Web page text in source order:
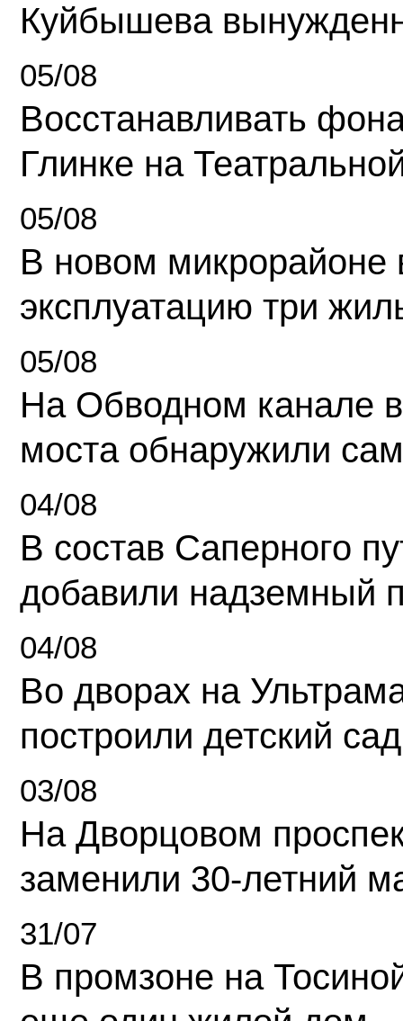
Куйбышева
05/08
Восстанавливать
Глинке на
05/08
В новом микрорайоне
эксплуатацию три
05/08
На Обводном канале
моста обнаружили
04/08
В состав Саперного
добавили надземный
04/08
Во дворах на
построили детский сад
03/08
На Дворцовом
заменили 30-летний
31/07
В промзоне на